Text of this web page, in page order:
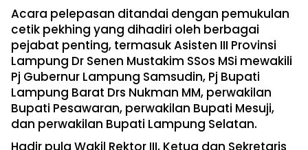
Acara pelepasan ditandai dengan pemukulan
cetik pekhing yang dihadiri oleh berbagai
pejabat penting, termasuk Asisten III Provinsi
Lampung Dr Senen Mustakim SSos MSi mewakili
Pj Gubernur Lampung Samsudin, Pj Bupati
Lampung Barat Drs Nukman MM, perwakilan
Bupati Pesawaran, perwakilan Bupati Mesuji,
dan perwakilan Bupati Lampung Selatan.
Hadir pula Wakil Rektor III, Ketua dan Sekretaris